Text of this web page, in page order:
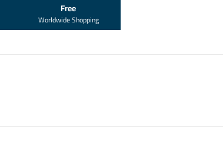
Free
Worldwide Shopping